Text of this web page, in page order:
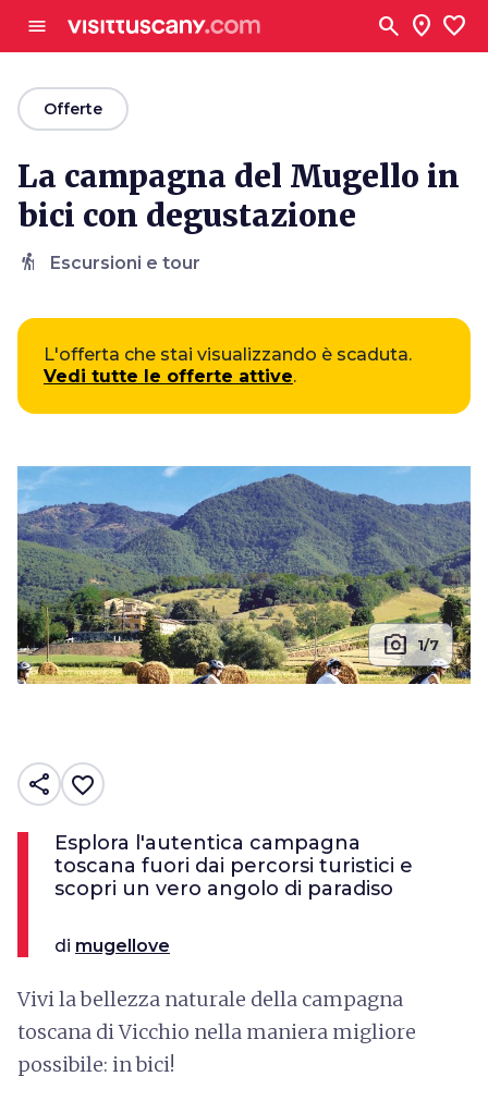
menu search location_on favorite
arrow_backOfferte
La campagna del Mugello in
bici con degustazione
hiking Escursioni e tour
L'offerta che stai visualizzando è scaduta.
Vedi tutte le offerte attive.
photo_camera 1/7
share favorite_border
Esplora l'autentica campagna
toscana fuori dai percorsi turistici e
scopri un vero angolo di paradiso
di mugellove
Vivi la bellezza naturale della campagna
toscana di Vicchio nella maniera migliore
possibile: in bici!